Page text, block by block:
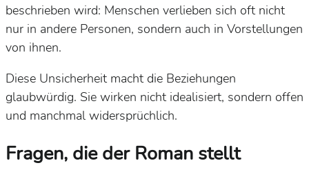
beschrieben wird: Menschen verlieben sich oft nicht
nur in andere Personen, sondern auch in Vorstellungen
von ihnen.
Diese Unsicherheit macht die Beziehungen
glaubwürdig. Sie wirken nicht idealisiert, sondern offen
und manchmal widersprüchlich.
Fragen, die der Roman stellt